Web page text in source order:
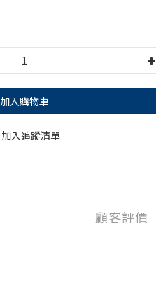
加入購物車
加入追蹤清單
顧客評價